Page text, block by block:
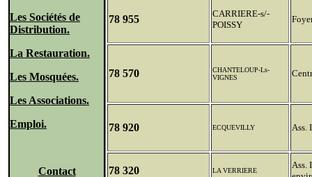
Les Sociétés de
Distribution.
La Restauration.
Les Mosquées.
Les Associations.
Emploi.
Contact
78 955
CARRIERE-s/-
POISSY
78 570
CHANTELOUP-Ls-
VIGNES
78 920 ECQUEVILLY Ass.
78 320 LA VERRIERE
Ass.